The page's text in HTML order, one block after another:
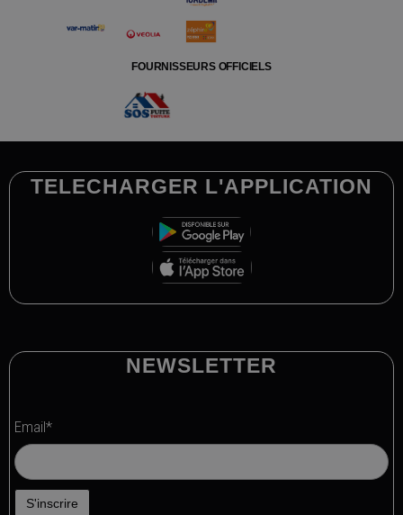
FOURNISSEURS OFFICIELS
TELECHARGER L'APPLICATION
NEWSLETTER
Email*